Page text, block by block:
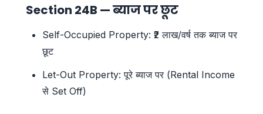
Section 24B — ब्याज पर छूट
Self-Occupied Property: ₹2 लाख/वर्ष तक ब्याज पर
छूट
Let-Out Property: पूरे ब्याज पर (Rental Income
से Set Off)